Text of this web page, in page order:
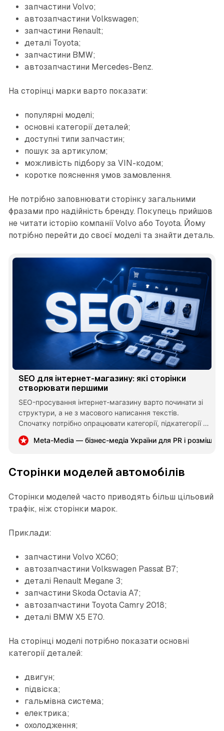
запчастини Volvo;
автозапчастини Volkswagen;
запчастини Renault;
деталі Toyota;
запчастини BMW;
автозапчастини Mercedes-Benz.
На сторінці марки варто показати:
популярні моделі;
основні категорії деталей;
доступні типи запчастин;
пошук за артикулом;
можливість підбору за VIN-кодом;
коротке пояснення умов замовлення.
Не потрібно заповнювати сторінку загальними
фразами про надійність бренду. Покупець прийшов
не читати історію компанії Volvo або Toyota. Йому
потрібно перейти до своєї моделі та знайти деталь.
SEO для інтернет-магазину: які сторінки
створювати першими
SEO-просування інтернет-магазину варто починати зі
структури, а не з масового написання текстів.
Спочатку потрібно опрацювати категорії, підкатегорії та
ключові картки товарів. Після цього корисні статті
допоможуть розширити охоплення запитів і привести
Meta-Media — бізнес-медіа України для PR і
Сторінки моделей автомобілів
Сторінки моделей часто приводять більш цільовий
трафік, ніж сторінки марок.
Приклади:
запчастини Volvo XC60;
автозапчастини Volkswagen Passat B7;
деталі Renault Megane 3;
запчастини Skoda Octavia A7;
автозапчастини Toyota Camry 2018;
деталі BMW X5 E70.
На сторінці моделі потрібно показати основні
категорії деталей:
двигун;
підвіска;
гальмівна система;
електрика;
охолодження;